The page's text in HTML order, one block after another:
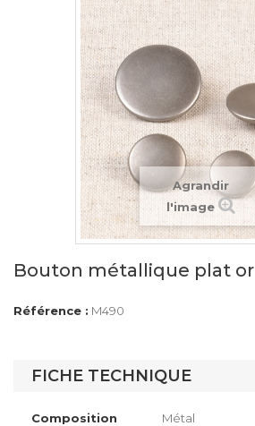
Agrandir
l'image
Bouton métallique plat or
Référence : M490
FICHE TECHNIQUE
Composition Métal